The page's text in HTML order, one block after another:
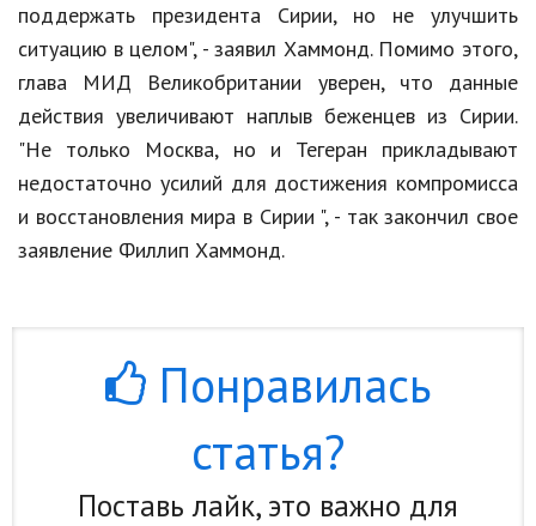
Еда и напитки
Праздники и подарки
Кинематограф
Домашние животные
Семья и дети
Путешествия
Культура и общество
Мода и стиль
Хобби и развлечения
поддержать президента Сирии, но не улучшить
ситуацию в целом", - заявил Хаммонд. Помимо этого,
глава МИД Великобритании уверен, что данные
действия увеличивают наплыв беженцев из Сирии.
"Не только Москва, но и Тегеран прикладывают
недостаточно усилий для достижения компромисса
и восстановления мира в Сирии ", - так закончил свое
заявление Филлип Хаммонд.
Понравилась
статья?
Поставь лайк, это важно для